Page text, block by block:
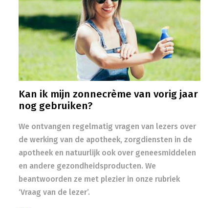
Kan ik mijn zonnecrème van vorig jaar
nog gebruiken?
We ontvangen regelmatig vragen van lezers over
de werking van de apotheek, zorgdiensten in de
apotheek en natuurlijk ook over geneesmiddelen
en andere gezondheidsproducten. We
beantwoorden ze met plezier in onze rubriek
‘Vraag van de lezer’.